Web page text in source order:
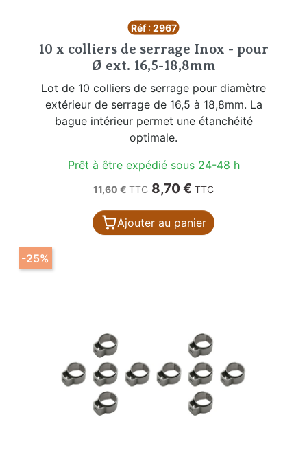
Réf : 2967
10 x colliers de serrage Inox - pour
Ø ext. 16,5-18,8mm
Lot de 10 colliers de serrage pour diamètre
extérieur de serrage de 16,5 à 18,8mm. La
bague intérieur permet une étanchéité
optimale.
Prêt à être expédié sous 24-48 h
Prix de base
11,60 €TTC Prix
8,70 € TTC
Ajouter au panier
-25%